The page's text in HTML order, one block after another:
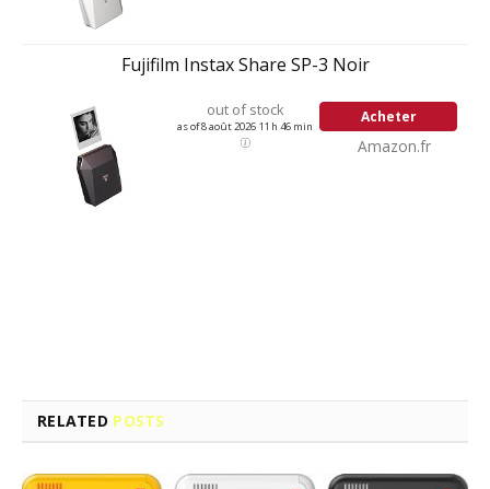
Fujifilm Instax Share SP-3 Noir
out of stock
as of 8 août 2026 11 h 46 min
Acheter
Amazon.fr
RELATED POSTS